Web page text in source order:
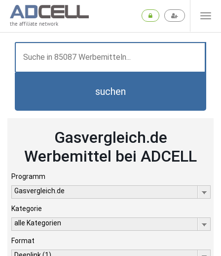
the affiliate network
suchen
Gasvergleich.de
Werbemittel bei ADCELL
Programm
Gasvergleich.de
Kategorie
alle Kategorien
Format